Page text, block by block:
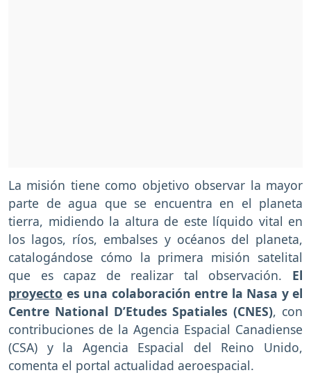
La misión tiene como objetivo observar la mayor
parte de agua que se encuentra en el planeta
tierra, midiendo la altura de este líquido vital en
los lagos, ríos, embalses y océanos del planeta,
catalogándose cómo la primera misión satelital
que es capaz de realizar tal observación. El
proyecto es una colaboración entre la Nasa y el
Centre National D’Etudes Spatiales (CNES), con
contribuciones de la Agencia Espacial Canadiense
(CSA) y la Agencia Espacial del Reino Unido,
comenta el portal actualidad aeroespacial.